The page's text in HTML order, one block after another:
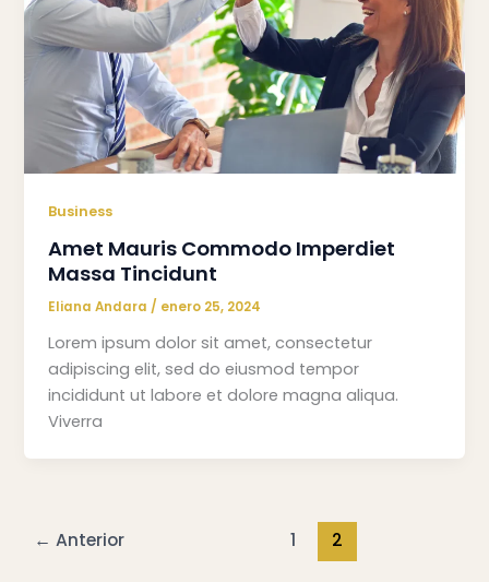
Business
Amet Mauris Commodo Imperdiet
Massa Tincidunt
Eliana Andara/ enero 25, 2024
Lorem ipsum dolor sit amet, consectetur
adipiscing elit, sed do eiusmod tempor
incididunt ut labore et dolore magna aliqua.
Viverra
← Anterior 1 2